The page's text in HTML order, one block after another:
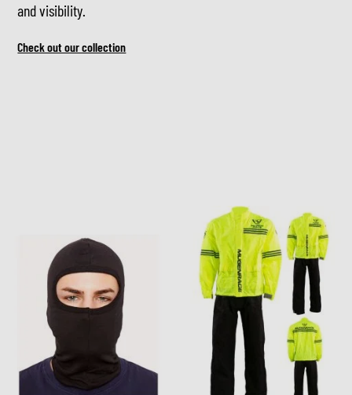
and visibility.
Check out our collection